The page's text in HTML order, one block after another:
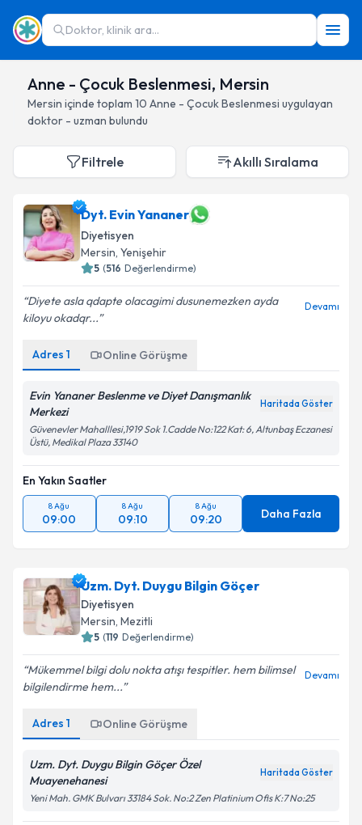
Doktor, klinik ara...
Anne - Çocuk Beslenmesi, Mersin
Mersin içinde toplam 10 Anne - Çocuk Beslenmesi uygulayan
doktor - uzman bulundu
Filtrele Akıllı Sıralama
Dyt. Evin Yananer
Diyetisyen
Mersin, Yenişehir
5 (516 Değerlendirme)
Diyete asla qdapte olacagimi dusunemezken ayda
kiloyu okadqr...
Devamı
Adres 1 Online Görüşme
Evin Yananer Beslenme ve Diyet Danışmanlık
Merkezi
Haritada Göster
Güvenevler Mahalllesi,1919 Sok 1.Cadde No:122 Kat: 6, Altunbaş Eczanesi
Üstü, Medikal Plaza 33140
En Yakın Saatler
8 Ağu
09:00
8 Ağu
09:10
8 Ağu
09:20 Daha Fazla
Uzm. Dyt. Duygu Bilgin Göçer
Diyetisyen
Mersin, Mezitli
5 (119 Değerlendirme)
Mükemmel bilgi dolu nokta atışı tespitler. hem bilimsel
bilgilendirme hem...
Devamı
Adres 1 Online Görüşme
Uzm. Dyt. Duygu Bilgin Göçer Özel
Muayenehanesi
Haritada Göster
Yeni Mah. GMK Bulvarı 33184 Sok. No:2 Zen Platinium Ofis K:7 No:25